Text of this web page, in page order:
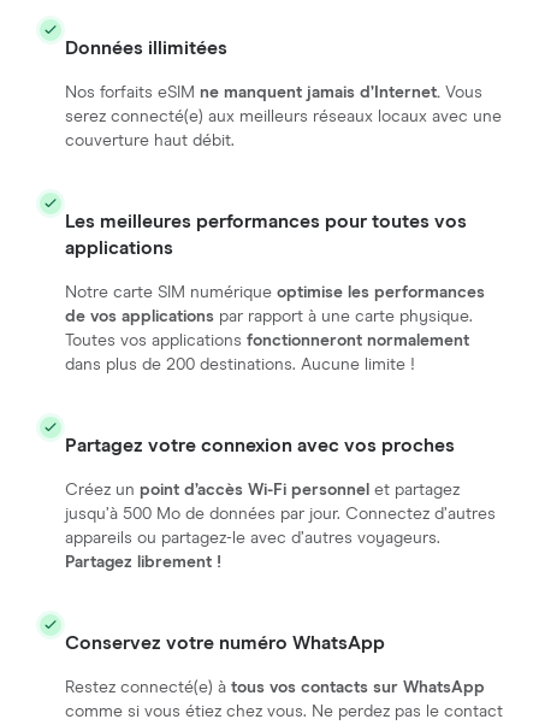
Données illimitées
Nos forfaits eSIM ne manquent jamais d’Internet. Vous
serez connecté(e) aux meilleurs réseaux locaux avec une
couverture haut débit.
Les meilleures performances pour toutes vos
applications
Notre carte SIM numérique optimise les performances
de vos applicationspar rapport à une carte physique.
Toutes vos applications fonctionneront normalement
dans plus de 200 destinations. Aucune limite !
Partagez votre connexion avec vos proches
Créez un point d’accès Wi-Fi personnel et partagez
jusqu’à 500 Mo de données par jour. Connectez d’autres
appareils ou partagez-le avec d’autres voyageurs.
Partagez librement !
Conservez votre numéro WhatsApp
Restez connecté(e) à tous vos contacts sur WhatsApp
comme si vous étiez chez vous. Ne perdez pas le contact